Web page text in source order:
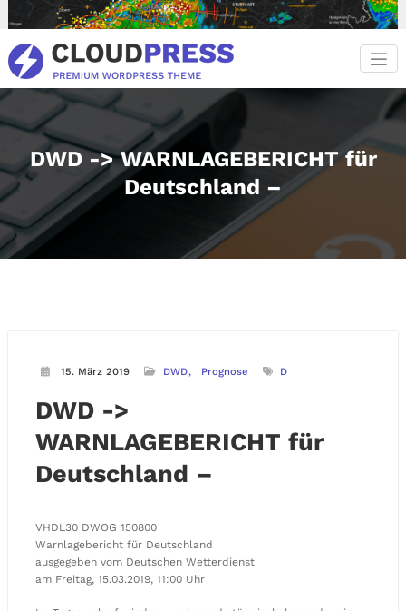
Inhalt
springen
DWD -> WARNLAGEBERICHT für
Deutschland –
15. März 2019 DWD Prognose D
DWD ->
WARNLAGEBERICHT für
Deutschland –
VHDL30 DWOG 150800
Warnlagebericht für Deutschland
ausgegeben vom Deutschen Wetterdienst
am Freitag, 15.03.2019, 11:00 Uhr